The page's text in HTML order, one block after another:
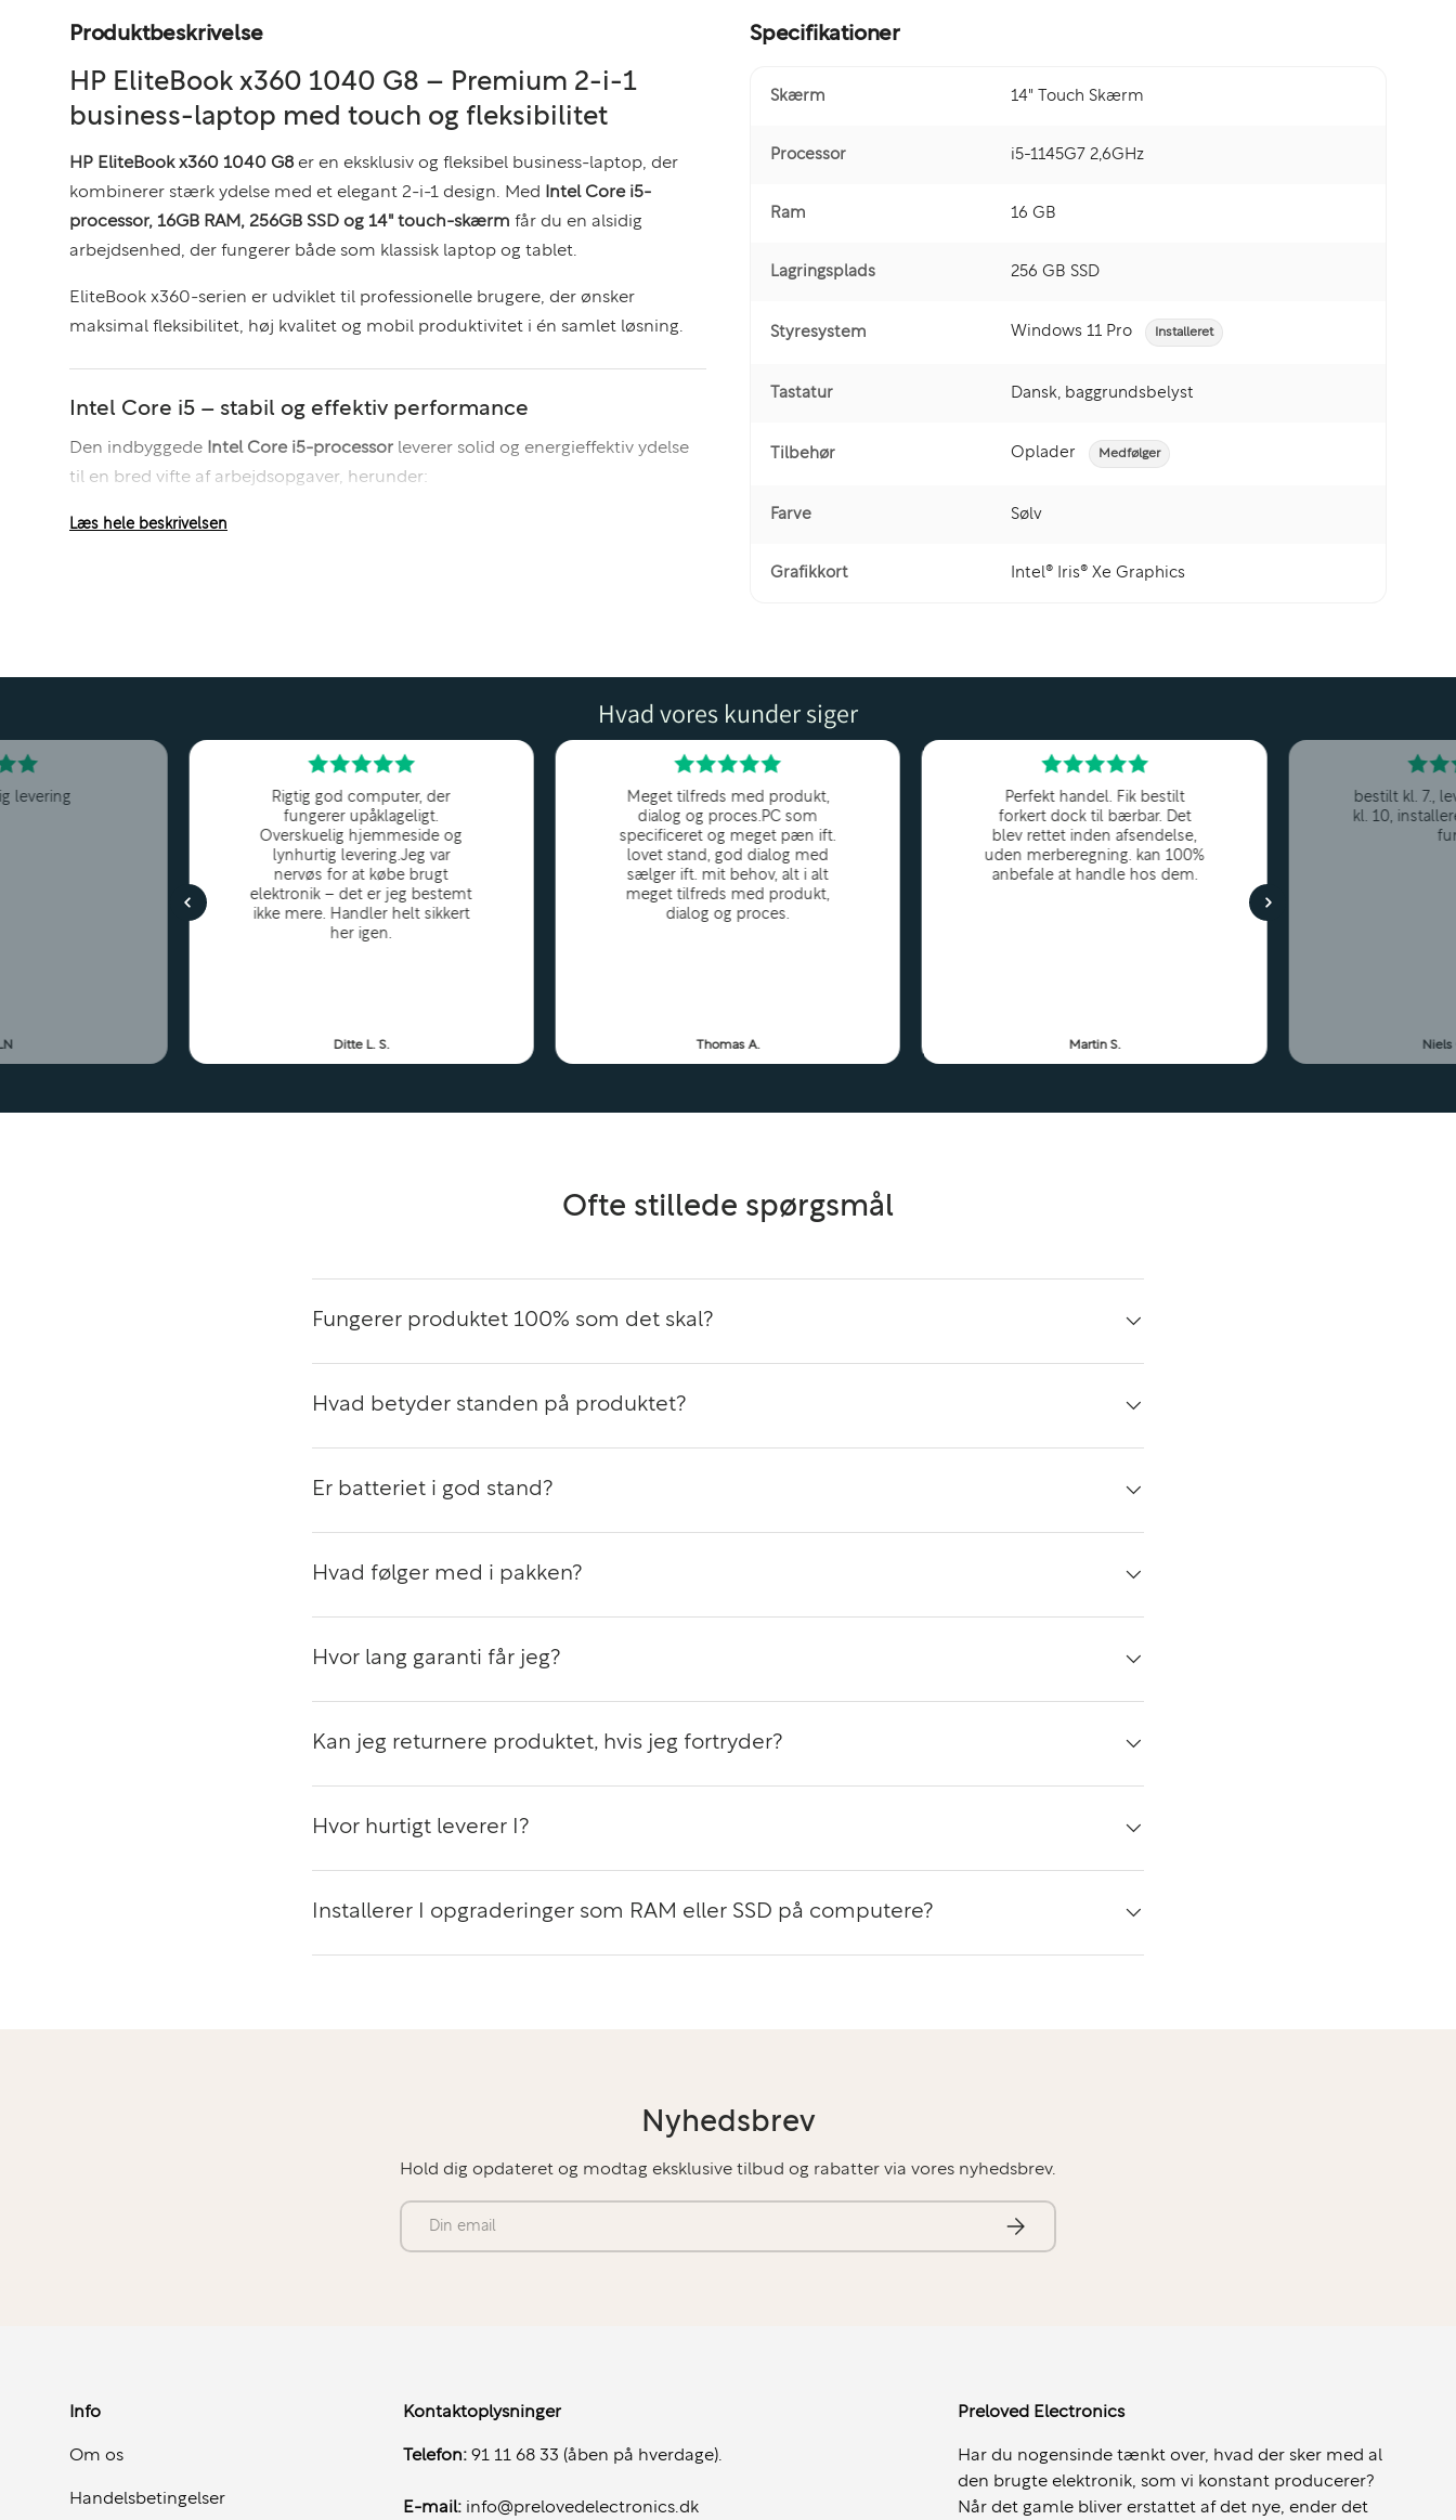
Produktbeskrivelse
HP EliteBook x360 1040 G8 – Premium 2-i-1
business-laptop med touch og fleksibilitet
HP EliteBook x360 1040 G8er en eksklusiv og fleksibel business-laptop, der
kombinerer stærk ydelse med et elegant 2-i-1 design. Med
Intel Core i5-
processor, 16GB RAM, 256GB SSD og 14" touch-skærm får du en alsidig
arbejdsenhed, der fungerer både som klassisk laptop og tablet.
EliteBook x360-serien er udviklet til professionelle brugere, der ønsker
maksimal fleksibilitet, høj kvalitet og mobil produktivitet i én samlet løsning.
Intel Core i5 – stabil og effektiv performance
Den indbyggede Intel Core i5-processor leverer solid og energieffektiv ydelse
til en bred vifte af arbejdsopgaver, herunder:
Kontor- og administrationsarbejde
Sammen med
får du en hurtig og responsiv arbejdsoplevelse –
også ved travle arbejdsdage.
14" Touch-skærm med x360-design – maksimal fleksibilitet
14" touch-skærm kombineret med det fleksible
gør det
muligt at bruge computeren i flere tilstande:
Hurtig 256GB SSD – effektiv og stabil lagring
får du hurtig opstart og stabil adgang til dine
Premium design i aluminium – let og robust
HP EliteBook x360 1040 G8 er bygget i et slankt og eksklusivt
Elegant og professionelt udtryk
Solid konstruktion til daglig brug
Komfortabelt tastatur og præcis touchpad
Designet gør den ideel til både kontor, møder og arbejde på farten.
Læs hele beskrivelsen
Specifikationer
Skærm 14" Touch Skærm
Processor i5-1145G7 2,6GHz
Ram 16 GB
Lagringsplads 256 GB SSD
Styresystem Windows 11 Pro Installeret
Tastatur Dansk, baggrundsbelyst
Tilbehør Oplader Medfølger
Farve Sølv
Grafikkort Intel® Iris® Xe Graphics
Hvad vores kunder siger
levering
Rigtig god computer, der
fungerer upåklageligt.
Overskuelig hjemmeside og
lynhurtig levering.Jeg var
nervøs for at købe brugt
elektronik – det er jeg bestemt
ikke mere. Handler helt sikkert
her igen.
Ditte L. S.
Meget tilfreds med produkt,
dialog og proces.PC som
specificeret og meget pæn ift.
lovet stand, god dialog med
sælger ift. mit behov, alt i alt
meget tilfreds med produkt,
dialog og proces.
Thomas A.
Perfekt handel. Fik bestilt
forkert dock til bærbar. Det
blev rettet inden afsendelse,
uden merberegning. kan 100%
anbefale at handle hos dem.
Martin S.
bestilt kl. 7.,
kl. 10,
Niels
Ofte stillede spørgsmål
Fungerer produktet 100% som det skal?
Hvad betyder standen på produktet?
Er batteriet i god stand?
Hvad følger med i pakken?
Hvor lang garanti får jeg?
Kan jeg returnere produktet, hvis jeg fortryder?
Hvor hurtigt leverer I?
Installerer I opgraderinger som RAM eller SSD på computere?
Nyhedsbrev
Hold dig opdateret og modtag eksklusive tilbud og rabatter via vores nyhedsbrev.
E-mail
Abonner
Info
Om os
Handelsbetingelser
Kontaktoplysninger
Telefon:91 11 68 33 (åben på hverdage).
E-mail: info@prelovedelectronics.dk
Preloved Electronics
Har du nogensinde tænkt over, hvad der sker med al
den brugte elektronik, som vi konstant producerer?
Når det gamle bliver erstattet af det nye, ender det